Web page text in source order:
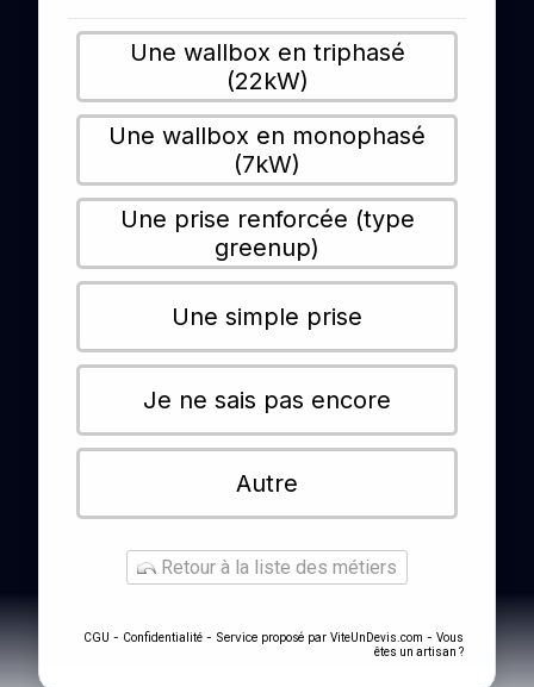
Une wallbox en triphasé
(22kW)
Une wallbox en monophasé
(7kW)
Une prise renforcée (type
greenup)
Une simple prise
Je ne sais pas encore
Autre
Retour à la liste des métiers
CGU - Confidentialité - Service proposé par ViteUnDevis.com - Vous
êtes un artisan ?